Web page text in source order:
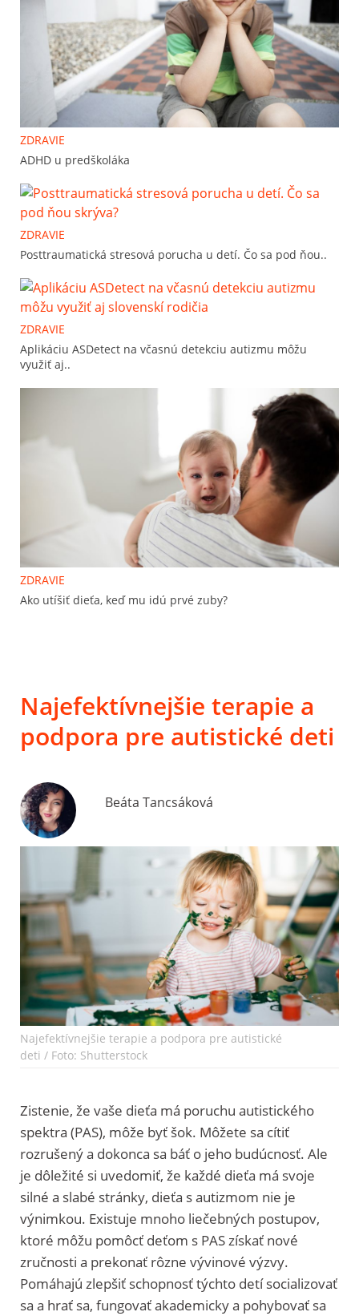
ZDRAVIE
ADHD u predškoláka
ZDRAVIE
Posttraumatická stresová porucha u detí. Čo sa pod ňou..
ZDRAVIE
Aplikáciu ASDetect na včasnú detekciu autizmu môžu
využiť aj..
ZDRAVIE
Ako utíšiť dieťa, keď mu idú prvé zuby?
Najefektívnejšie terapie a
podpora pre autistické deti
Beáta Tancsáková
Najefektívnejšie terapie a podpora pre autistické
deti / Foto: Shutterstock
Zistenie, že vaše dieťa má poruchu autistického
spektra (PAS), môže byť šok. Môžete sa cítiť
rozrušený a dokonca sa báť o jeho budúcnosť. Ale
je dôležité si uvedomiť, že každé dieťa má svoje
silné a slabé stránky, dieťa s autizmom nie je
výnimkou. Existuje mnoho liečebných postupov,
ktoré môžu pomôcť deťom s PAS získať nové
zručnosti a prekonať rôzne vývinové výzvy.
Pomáhajú zlepšiť schopnosť týchto detí socializovať
sa a hrať sa, fungovať akademicky a pohybovať sa